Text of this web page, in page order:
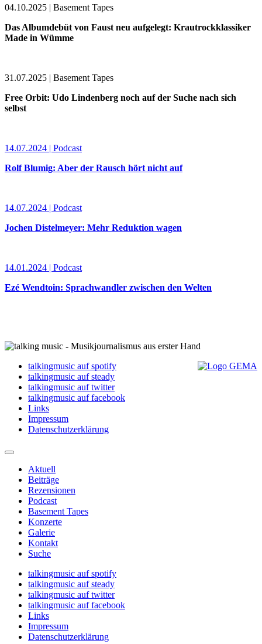
04.10.2025 | Basement Tapes
Das Albumdebüt von Faust neu aufgelegt: Krautrockklassiker
Made in Wümme
31.07.2025 | Basement Tapes
Free Orbit: Udo Lindenberg noch auf der Suche nach sich
selbst
14.07.2024 | Podcast
Rolf Blumig: Aber der Rausch hört nicht auf
14.07.2024 | Podcast
Jochen Distelmeyer: Mehr Reduktion wagen
14.01.2024 | Podcast
Ezé Wendtoin: Sprachwandler zwischen den Welten
talkingmusic auf spotify
talkingmusic auf steady
talkingmusic auf twitter
talkingmusic auf facebook
Links
Impressum
Datenschutzerklärung
Aktuell
Beiträge
Rezensionen
Podcast
Basement Tapes
Konzerte
Galerie
Kontakt
Suche
talkingmusic auf spotify
talkingmusic auf steady
talkingmusic auf twitter
talkingmusic auf facebook
Links
Impressum
Datenschutzerklärung